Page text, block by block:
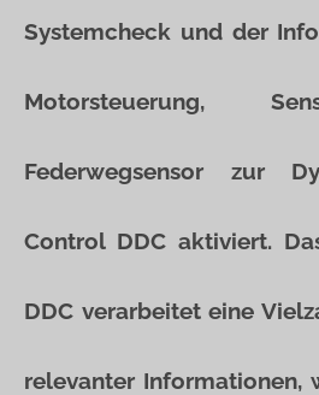
Systemcheck und der
Motorsteuerung,
Federwegsensor zur
Control DDC aktiviert.
DDC verarbeitet eine
relevanter Informationen,